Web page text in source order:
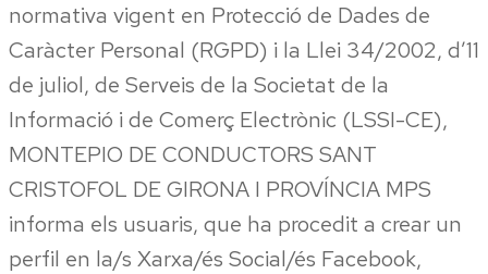
normativa vigent en Protecció de Dades de
Caràcter Personal (RGPD) i la Llei 34/2002, d’11
de juliol, de Serveis de la Societat de la
Informació i de Comerç Electrònic (LSSI-CE),
MONTEPIO DE CONDUCTORS SANT
CRISTOFOL DE GIRONA I PROVÍNCIA MPS
informa els usuaris, que ha procedit a crear un
perfil en la/s Xarxa/és Social/és Facebook,